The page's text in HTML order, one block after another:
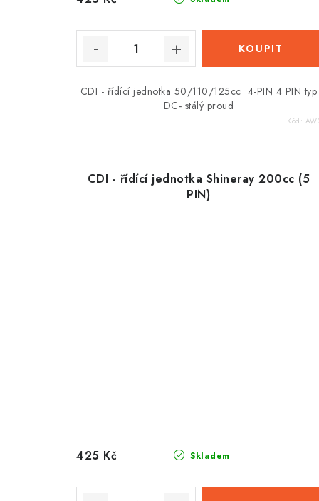
CDI - řídící jednotka 50/110/125cc 4-PIN 4 PIN typ
DC- stálý proud
Kód:
CDI - řídící jednotka Shineray 200cc (5
PIN)
Skladem
425 Kč